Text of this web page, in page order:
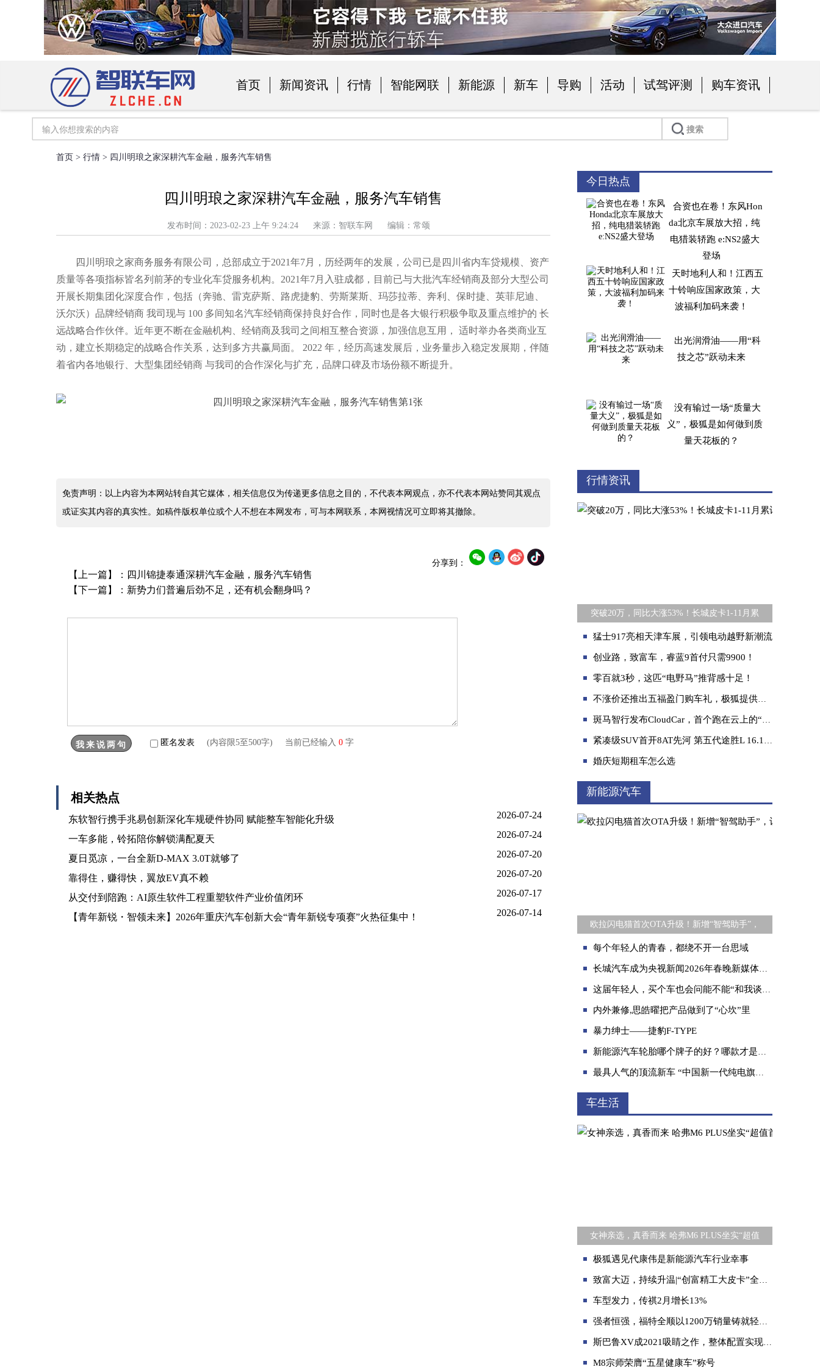
首页 新闻资讯 行情 智能网联 新能源 新车 导购 活动 试驾评测 购车资讯
首页 > 行情 > 四川明琅之家深耕汽车金融，服务汽车销售
四川明琅之家深耕汽车金融，服务汽车销售
发布时间：2023-02-23 上午 9:24:24 来源：智联车网 编辑：常颂
四川明琅之家商务服务有限公司，总部成立于2021年7月，历经两年的发展，公司已是四川省内车贷规模、资产
质量等各项指标皆名列前茅的专业化车贷服务机构。2021年7月入驻成都，目前已与大批汽车经销商及部分大型公司
开展长期集团化深度合作，包括（奔驰、雷克萨斯、路虎捷豹、劳斯莱斯、玛莎拉蒂、奔利、保时捷、英菲尼迪、
沃尔沃）品牌经销商 我司现与 100 多间知名汽车经销商保持良好合作，同时也是各大银行积极争取及重点维护的 长
远战略合作伙伴。近年更不断在金融机构、经销商及我司之间相互整合资源，加强信息互用， 适时举办各类商业互
动，建立长期稳定的战略合作关系，达到多方共赢局面。 2022 年，经历高速发展后，业务量步入稳定发展期，伴随
着省内各地银行、大型集团经销商 与我司的合作深化与扩充，品牌口碑及市场份额不断提升。
免责声明：以上内容为本网站转自其它媒体，相关信息仅为传递更多信息之目的，不代表本网观点，亦不代表本网站赞同其观点
或证实其内容的真实性。如稿件版权单位或个人不想在本网发布，可与本网联系，本网视情况可立即将其撤除。
分享到：
【上一篇】： 四川锦捷泰通深耕汽车金融，服务汽车销售
【下一篇】： 新势力们普遍后劲不足，还有机会翻身吗？
匿名发表 (内容限5至500字) 当前已经输入 0 字
相关热点
东软智行携手兆易创新深化车规硬件协同 赋能整车智能化升级 2026-07-24
一车多能，铃拓陪你解锁满配夏天 2026-07-24
夏日觅凉，一台全新D-MAX 3.0T就够了 2026-07-20
靠得住，赚得快，翼放EV真不赖 2026-07-20
从交付到陪跑：AI原生软件工程重塑软件产业价值闭环 2026-07-17
【青年新锐・智领未来】2026年重庆汽车创新大会“青年新锐专项赛”火热征集中！ 2026-07-14
今日热点
合资也在卷！东风Hon
da北京车展放大招，纯
电猎装轿跑 e:NS2盛大
登场
天时地利人和！江西五
十铃响应国家政策，大
波福利加码来袭！
出光润滑油——用“科
技之芯”跃动未来
没有输过一场“质量大
义”，极狐是如何做到质
量天花板的？
阶！当地经销商及媒体
代表团首访中国加速合
行情资讯
突破20万，同比大涨53%！长城皮卡1-11月累
猛士917亮相天津车展，引领电动越野新潮流
创业路，致富车，睿蓝9首付只需9900！
零百就3秒，这匹“电野马”推背感十足！
不涨价还推出五福盈门购车礼，极狐提供国补退坡解题新思路
斑马智行发布CloudCar，首个跑在云上的“汽车”
紧凑级SUV首开8AT先河 第五代途胜L 16.18-20.78万元高能登场
婚庆短期租车怎么选
新能源汽车
欧拉闪电猫首次OTA升级！新增“智驾助手”，
每个年轻人的青春，都绕不开一台思域
长城汽车成为央视新闻2026年春晚新媒体指定用车，硬核护航彰显品牌实力
这届年轻人，买个车也会问能不能“和我谈朋友”
内外兼修,思皓曜把产品做到了“心坎”里
暴力绅士——捷豹F-TYPE
新能源汽车轮胎哪个牌子的好？哪款才是滴滴司机的最爱？
最具人气的顶流新车 “中国新一代纯电旗舰”吉利银河E8亮相广州车展
车生活
女神亲选，真香而来 哈弗M6 PLUS坐实“超值
极狐遇见代康伟是新能源汽车行业幸事
致富大迈，持续升温|“创富精工大皮卡”全新瑞迈福州上市
车型发力，传祺2月增长13%
强者恒强，福特全顺以1200万销量铸就轻客第一品牌
斯巴鲁XV成2021吸睛之作，整体配置实现升级
M8宗师荣膺“五星健康车”称号